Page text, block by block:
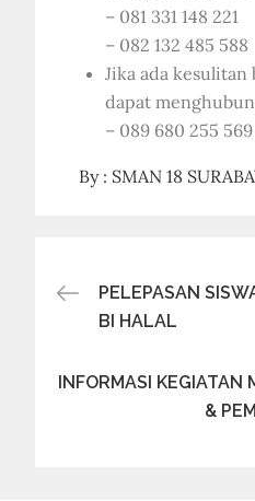
– 081 331 148 221
– 082 132 485 588
Jika ada kesulitan
dapat
– 089 680 255
By : SMAN 18
Navigasi
PELEPASAN
BI HALAL
INFORMASI
&